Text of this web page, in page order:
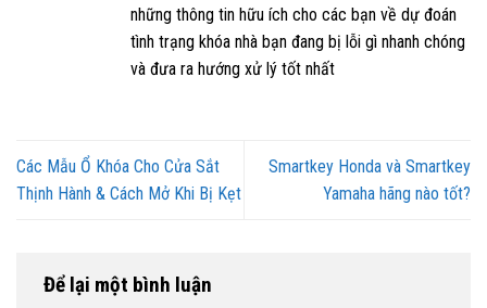
những thông tin hữu ích cho các bạn về dự đoán
tình trạng khóa nhà bạn đang bị lỗi gì nhanh chóng
và đưa ra hướng xử lý tốt nhất
Các Mẫu Ổ Khóa Cho Cửa Sắt
Thịnh Hành & Cách Mở Khi Bị Kẹt
Smartkey Honda và Smartkey
Yamaha hãng nào tốt?
Để lại một bình luận